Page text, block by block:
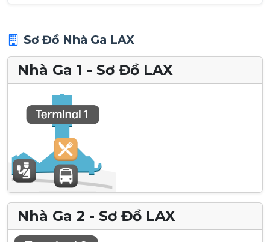
Sơ Đồ Nhà Ga LAX
Nhà Ga 1 - Sơ Đồ LAX
Nhà Ga 2 - Sơ Đồ LAX